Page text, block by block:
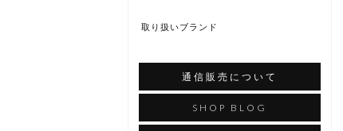
取り扱いブランド
通信販売について
SHOP BLOG